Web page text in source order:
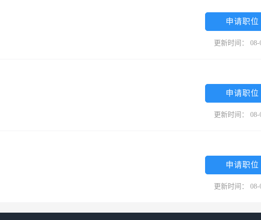
申请职位
更新时间： 08-
申请职位
更新时间： 08-
申请职位
更新时间： 08-